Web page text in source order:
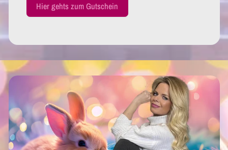
Hier gehts zum Gutschein